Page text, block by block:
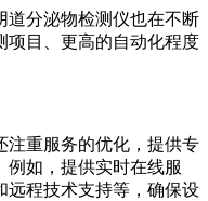
道分泌物检测仪也在不断
项目、更高的自动化程度
注重服务的优化，提供专
例如，提供实时在线服
远程技术支持等，确保设